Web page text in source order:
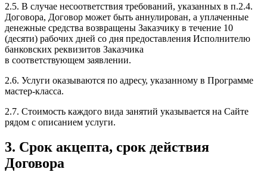
2.5. В случае несоответствия требований, указанных в п.2.4.
Договора, Договор может быть аннулирован, а уплаченные
денежные средства возвращены Заказчику в течение 10
(десяти) рабочих дней со дня предоставления Исполнителю
банковских реквизитов Заказчика
в соответствующем заявлении.
2.6. Услуги оказываются по адресу, указанному в Программе
мастер-класса.
2.7. Стоимость каждого вида занятий указывается на Сайте
рядом с описанием услуги.
3. Срок акцепта, срок действия
Договора